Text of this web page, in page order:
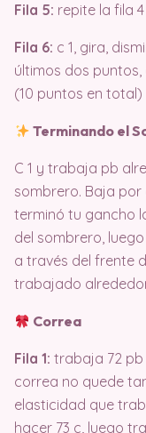
Fila 5: repite la fila 4
Fila 6: c 1, gira,
últimos dos
(10 puntos en total)
Terminando el
C 1 y trabaja pb
sombrero. Baja
terminó tu gancho
del sombrero,
a través del frente
trabajado
Correa
Fila 1: trabaja 72 pb
correa no quede
elasticidad que
hacer 73 c, luego